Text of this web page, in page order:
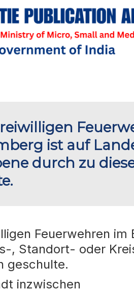
ist auf
durch zu
Feuerwehren im
, Standort- oder
geschulte.
inzwischen